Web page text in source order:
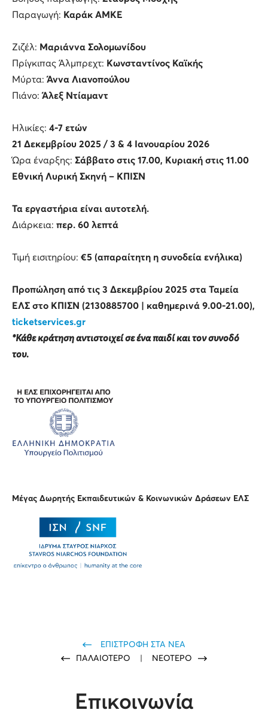
Παραγωγή: Καράκ ΑΜΚΕ
Ζιζέλ: Μαριάννα Σολομωνίδου
Πρίγκιπας Άλμπρεχτ: Κωνσταντίνος Καϊκής
Μύρτα:Άννα Λιανοπούλου
Πιάνο:Άλεξ Ντίαμαντ
Ηλικίες: 4-7 ετών
21 Δεκεμβρίου 2025 / 3 & 4 Ιανουαρίου 2026
Ώρα έναρξης: Σάββατο στις 17.00, Κυριακή στις 11.00
Εθνική Λυρική Σκηνή – ΚΠΙΣΝ
Τα εργαστήρια είναι αυτοτελή.
Διάρκεια: περ. 60 λεπτά
Τιμή εισιτηρίου: €5 (απαραίτητη η συνοδεία ενήλικα)
Προπώληση από τις 3 Δεκεμβρίου 2025 στα Ταμεία
ΕΛΣ στο ΚΠΙΣΝ (2130885700 | καθημερινά 9.00-21.00),
ticketservices.gr
*Κάθε κράτηση αντιστοιχεί σε ένα παιδί και τον συνοδό
του.
Μέγας Δωρητής Εκπαιδευτικών & Κοινωνικών Δράσεων ΕΛΣ
ΕΠΙΣΤΡΟΦΗ ΣΤΑ ΝΕΑ
ΠΑΛΑΙΟΤΕΡΟ
ΝΕΟΤΕΡΟ
Επικοινωνία